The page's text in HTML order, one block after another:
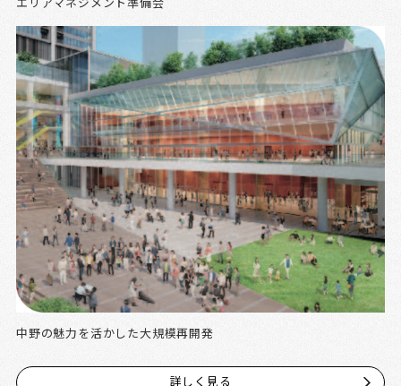
エリアマネジメント準備会
中野の魅力を活かした大規模再開発
詳しく見る